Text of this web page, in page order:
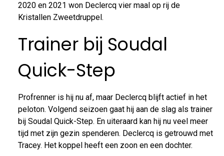
2020 en 2021 won Declercq vier maal op rij de
Kristallen Zweetdruppel.
Trainer bij Soudal
Quick-Step
Profrenner is hij nu af, maar Declercq blijft actief in het
peloton. Volgend seizoen gaat hij aan de slag als trainer
bij Soudal Quick-Step. En uiteraard kan hij nu veel meer
tijd met zijn gezin spenderen. Declercq is getrouwd met
Tracey. Het koppel heeft een zoon en een dochter.